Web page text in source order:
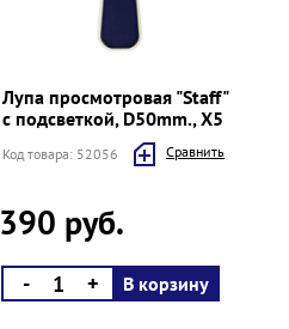
Лупа просмотровая "Staff"
с подсветкой, D50mm., Х5
Код товара: 52056 Cравнить
390 руб.
- + В корзину